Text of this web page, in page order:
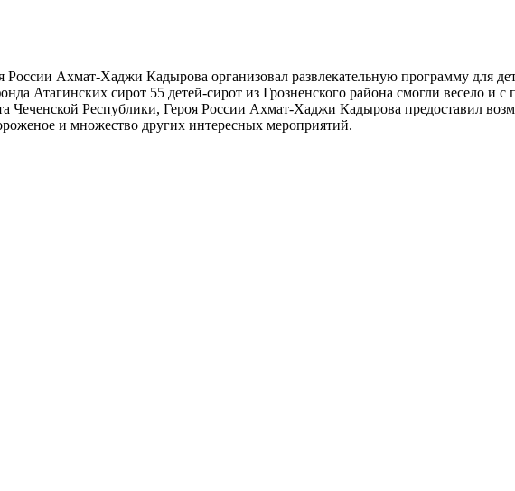
Ахмат-Хаджи Кадырова организовал развлекательную программу для
Атагинских сирот 55 детей-сирот из Грозненского района смогли весело и с
Республики, Героя России Ахмат-Хаджи Кадырова предоставил
и множество других интересных мероприятий.